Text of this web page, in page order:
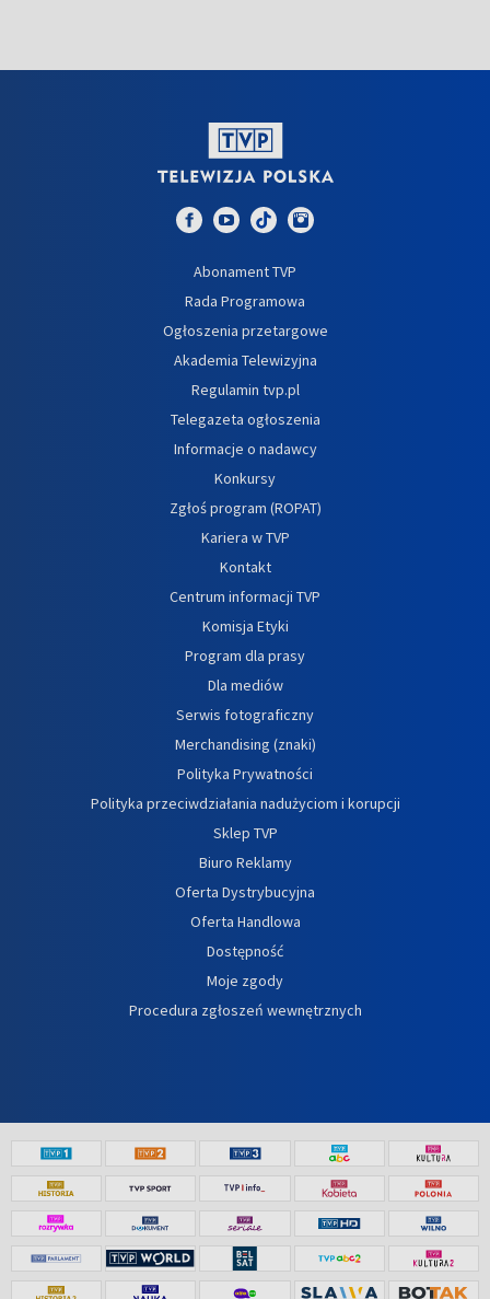
Abonament TVP
Rada Programowa
Ogłoszenia przetargowe
Akademia Telewizyjna
Regulamin tvp.pl
Telegazeta ogłoszenia
Informacje o nadawcy
Konkursy
Zgłoś program (ROPAT)
Kariera w TVP
Kontakt
Centrum informacji TVP
Komisja Etyki
Program dla prasy
Dla mediów
Serwis fotograficzny
Merchandising (znaki)
Polityka Prywatności
Polityka przeciwdziałania nadużyciom i korupcji
Sklep TVP
Biuro Reklamy
Oferta Dystrybucyjna
Oferta Handlowa
Dostępność
Moje zgody
Procedura zgłoszeń wewnętrznych